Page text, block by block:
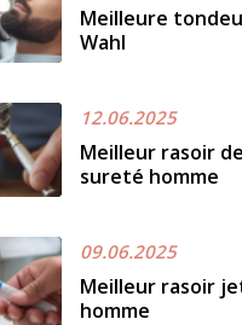
Meilleure
Wahl
12.06.2025
Meilleur rasoir de
sureté homme
09.06.2025
Meilleur rasoir
homme